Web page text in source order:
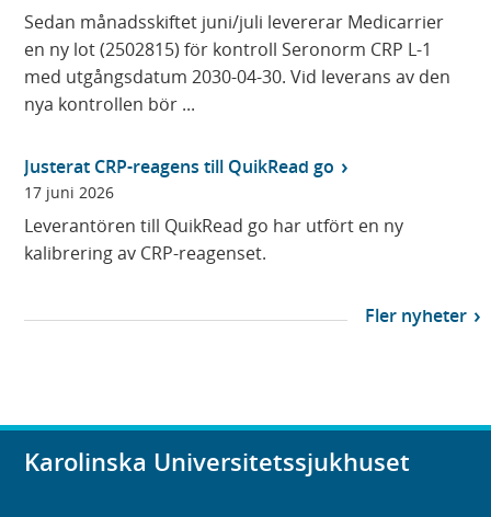
Sedan månadsskiftet juni/juli levererar Medicarrier
en ny lot (2502815) för kontroll Seronorm CRP L-1
med utgångsdatum 2030-04-30. Vid leverans av den
nya kontrollen bör ...
Justerat CRP-reagens till QuikRead go
17 juni 2026
Leverantören till QuikRead go har utfört en ny
kalibrering av CRP-reagenset.
Fler nyheter
Karolinska Universitetssjukhuset